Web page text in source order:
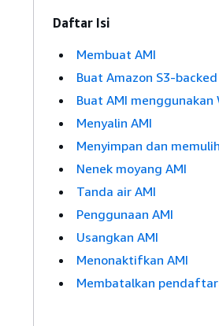
Daftar Isi
Membuat AMI
Buat Amazon S3-backed
Buat AMI menggunakan
Menyalin AMI
Menyimpan dan
Nenek moyang AMI
Tanda air AMI
Penggunaan AMI
Usangkan AMI
Menonaktifkan AMI
Membatalkan